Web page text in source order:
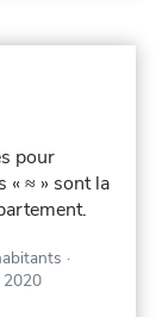
pour
« ≈ » sont la
·
2020